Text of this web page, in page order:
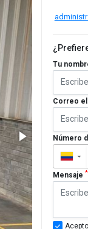
Tu
Correo
Número
▼
Mensaje *